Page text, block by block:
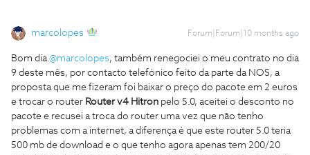
marcolopes Forum|Forum|10 months ago
Bom dia ​@marcolopes, também renegociei o meu contrato no dia
9 deste mês, por contacto telefónico feito da parte da NOS, a
proposta que me fizeram foi baixar o preço do pacote em 2 euros
e trocar o router Router v4 Hitron pelo 5.0, aceitei o desconto no
pacote e recusei a troca do router uma vez que não tenho
problemas com a internet, a diferença é que este router 5.0 teria
500 mb de download e o que tenho agora apenas tem 200/20